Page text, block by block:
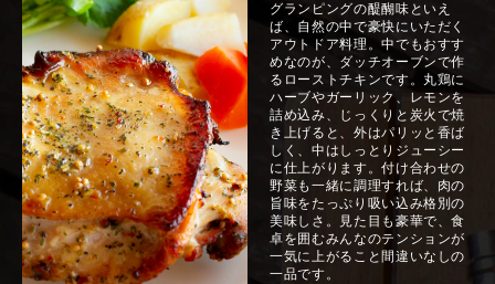
グランピングの醍醐味といえ
ば、自然の中で豪快にいただく
アウトドア料理。中でもおすす
めなのが、ダッチオーブンで作
るローストチキンです。丸鶏に
ハーブやガーリック、レモンを
詰め込み、じっくりと炭火で焼
き上げると、外はパリッと香ば
しく、中はしっとりジューシー
に仕上がります。付け合わせの
野菜も一緒に調理すれば、肉の
旨味をたっぷり吸い込み格別の
美味しさ。見た目も豪華で、食
卓を囲むみんなのテンションが
一気に上がること間違いなしの
一品です。